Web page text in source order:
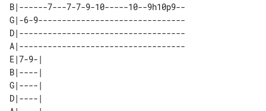
B|------7---7-7-9-10-----10--9h10p9--
G|-6-9-------------------------------
D|-----------------------------------
A|-----------------------------------
E|7-9-|
B|----|
G|----|
D|----|